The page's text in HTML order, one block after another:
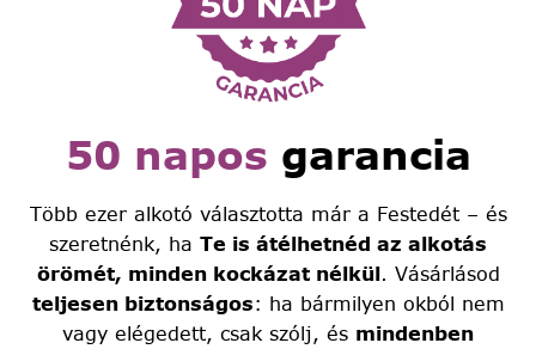
50 napos garancia
Több ezer alkotó választotta már a Festedét – és
szeretnénk, ha Te is átélhetnéd az alkotás
örömét, minden kockázat nélkül. Vásárlásod
teljesen biztonságos: ha bármilyen okból nem
vagy elégedett, csak szólj, és mindenben